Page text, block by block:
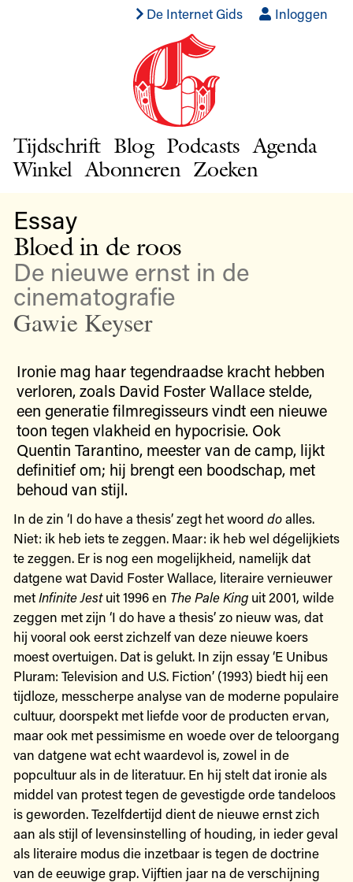
De Internet Gids Inloggen
Tijdschrift Blog Podcasts Agenda
Winkel Abonneren Zoeken
Essay
Bloed in de roos
De nieuwe ernst in de
cinematografie
Gawie Keyser
Ironie mag haar tegendraadse kracht hebben
verloren, zoals David Foster Wallace stelde,
een generatie filmregisseurs vindt een nieuwe
toon tegen vlakheid en hypocrisie. Ook
Quentin Tarantino, meester van de camp, lijkt
definitief om; hij brengt een boodschap, met
behoud van stijl.
In de zin ‘I do have a thesis’ zegt het woord doalles.
Niet: ik heb iets te zeggen. Maar: ik heb wel dégelijkiets
te zeggen. Er is nog een mogelijkheid, namelijk dat
datgene wat David Foster Wallace, literaire vernieuwer
metInfinite Jestuit 1996 en The Pale Kinguit 2001, wilde
zeggen met zijn ‘I do have a thesis’ zo nieuw was, dat
hij vooral ook eerst zichzelf van deze nieuwe koers
moest overtuigen. Dat is gelukt. In zijn essay ‘E Unibus
Pluram: Television and U.S. Fiction’ (1993) biedt hij een
tijdloze, messcherpe analyse van de moderne populaire
cultuur, doorspekt met liefde voor de producten ervan,
maar ook met pessimisme en woede over de teloorgang
van datgene wat echt waardevol is, zowel in de
popcultuur als in de literatuur. En hij stelt dat ironie als
middel van protest tegen de gevestigde orde tandeloos
is geworden. Tezelfdertijd dient de nieuwe ernst zich
aan als stijl of levensinstelling of houding, in ieder geval
als literaire modus die inzetbaar is tegen de doctrine
van de eeuwige grap. Vijftien jaar na de verschijning